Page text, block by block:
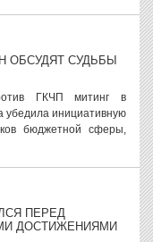
ОБСУДЯТ СУДЬБЫ
ГКЧП митинг в
убедила инициативную
бюджетной сферы,
ПЕРЕД
ДОСТИЖЕНИЯМИ